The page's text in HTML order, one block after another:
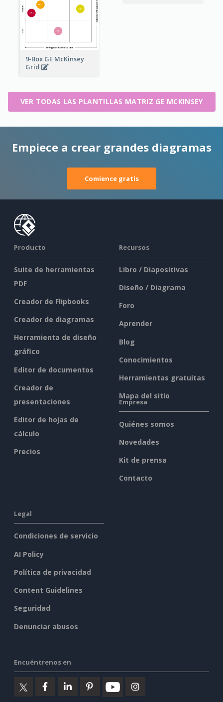
9-Box GE McKinsey
Grid
VER TODAS LAS PLANTILLAS MATRIZ GE MCKINSEY
Empiece a crear grandes diagramas
Comience gratis
Producto
Suite de herramientas
PDF
Creador de Flipbooks
Creador de diagramas
Herramienta de diseño
gráfico
Editor de documentos
Creador de
presentaciones
Editor de hojas de
cálculo
Precios
Recursos
Libro / Diapositivas
Diseño / Diagrama
Foro
Aprender
Blog
Conocimientos
Herramientas gratuitas
Mapa del sitio
Empresa
Quiénes somos
Novedades
Kit de prensa
Contacto
Legal
Condiciones de servicio
AI Policy
Política de privacidad
Content Guidelines
Seguridad
Denunciar abusos
Encuéntrenos en